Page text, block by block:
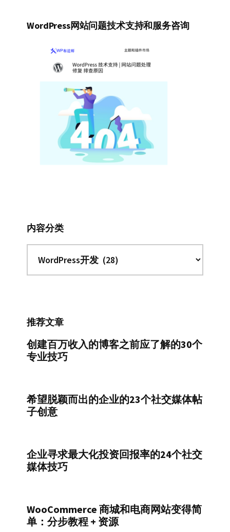
WordPress网站问题技术支持和服务咨询
内容分类
分
推荐文章
创建百万收入的博客之前应了解的30个
专业技巧
希望脱颖而出的企业的23个社交媒体帖
子创意
企业寻求最大化投资回报率的24个社交
媒体技巧
WooCommerce 商城和电商网站变得简
单：分步教程 + 资源